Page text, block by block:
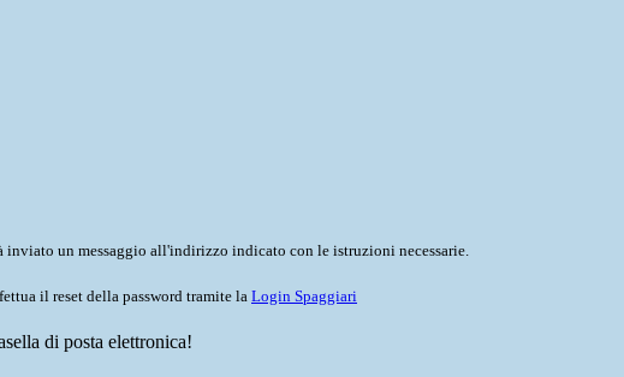
inviato un messaggio all'indirizzo indicato con le istruzioni necessarie.
il reset della password tramite la Login Spaggiari
di posta elettronica!